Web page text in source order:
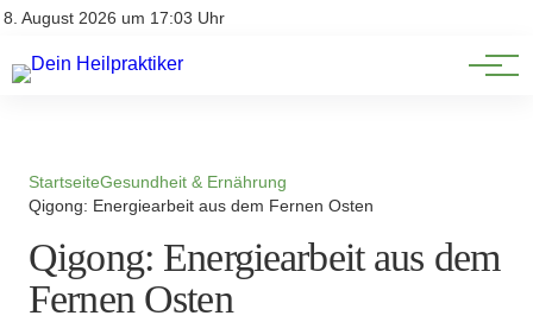
8. August 2026 um 17:03 Uhr
Impressum
Natürliche Medizin
Heilpflanzen & Kräuterkunde
StartseiteGesundheit & Ernährung
Qigong: Energiearbeit aus dem Fernen Osten
Qigong: Energiearbeit aus dem
Fernen Osten